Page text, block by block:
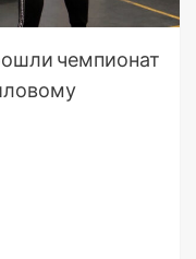
чемпионат